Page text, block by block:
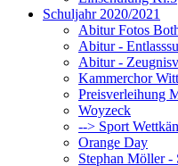
Schuljahr 2020/2021
Abitur Fotos
Abitur -
Abitur -
Kammerchor
Preisverleihung
Woyzeck
--> Sport
Orange Day
Stephan Möller -